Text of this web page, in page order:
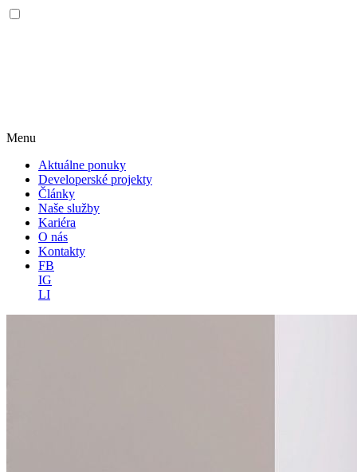
Menu
Aktuálne ponuky
Developerské projekty
Články
Naše služby
Kariéra
O nás
Kontakty
FB
IG
LI